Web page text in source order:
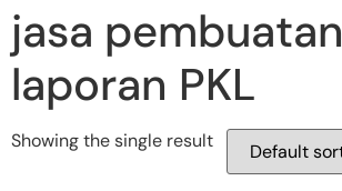
jasa pembuatan
laporan PKL
Showing the single result